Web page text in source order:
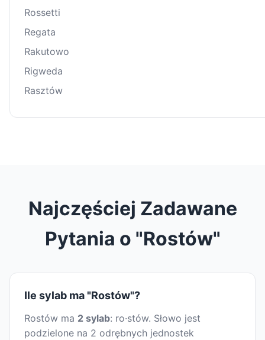
Rossetti
Regata
Rakutowo
Rigweda
Rasztów
Najczęściej Zadawane
Pytania o "Rostów"
Ile sylab ma "Rostów"?
Rostów ma 2 sylab: ro·stów. Słowo jest
podzielone na 2 odrębnych jednostek